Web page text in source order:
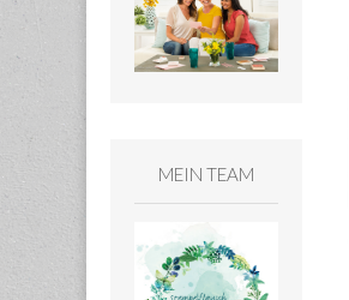
MEIN TEAM